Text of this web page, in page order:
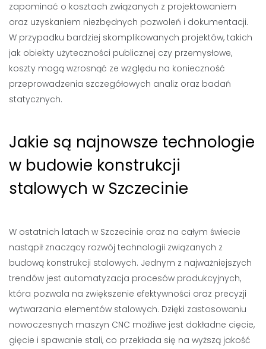
zapominać o kosztach związanych z projektowaniem
oraz uzyskaniem niezbędnych pozwoleń i dokumentacji.
W przypadku bardziej skomplikowanych projektów, takich
jak obiekty użyteczności publicznej czy przemysłowe,
koszty mogą wzrosnąć ze względu na konieczność
przeprowadzenia szczegółowych analiz oraz badań
statycznych.
Jakie są najnowsze technologie
w budowie konstrukcji
stalowych w Szczecinie
W ostatnich latach w Szczecinie oraz na całym świecie
nastąpił znaczący rozwój technologii związanych z
budową konstrukcji stalowych. Jednym z najważniejszych
trendów jest automatyzacja procesów produkcyjnych,
która pozwala na zwiększenie efektywności oraz precyzji
wytwarzania elementów stalowych. Dzięki zastosowaniu
nowoczesnych maszyn CNC możliwe jest dokładne cięcie,
gięcie i spawanie stali, co przekłada się na wyższą jakość